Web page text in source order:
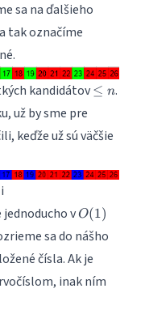
sa na ďalšieho
tak označíme
kandidátov \leq
≤ n.
už by sme pre
keďže už sú väčšie
vO(1)
O(1)
sa do nášho
čísla. Ak je
inak ním